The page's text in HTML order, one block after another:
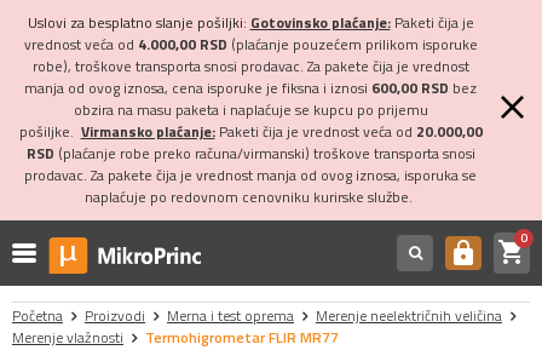
Uslovi za besplatno slanje pošiljki: Gotovinsko plaćanje:Paketi čija je
vrednost veća od 4.000,00 RSD (plaćanje pouzećem prilikom isporuke
robe), troškove transporta snosi prodavac. Za pakete čija je vrednost
manja od ovog iznosa, cena isporuke je fiksna i iznosi 600,00 RSD bez
obzira na masu paketa i naplaćuje se kupcu po prijemu
pošiljke. Virmansko plaćanje:Paketi čija je vrednost veća od 20.000,00
RSD (plaćanje robe preko računa/virmanski) troškove transporta snosi
prodavac. Za pakete čija je vrednost manja od ovog iznosa, isporuka se
naplaćuje po redovnom cenovniku kurirske službe.
https shopping_cart0
Početna Proizvodi Merna i test oprema
Merenje neelektričnih veličina
Merenje vlažnosti
Termohigrometar FLIR MR77